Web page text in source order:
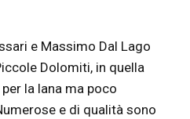
e Massimo Dal Lago
Dolomiti, in quella
la lana ma poco
e di qualità sono